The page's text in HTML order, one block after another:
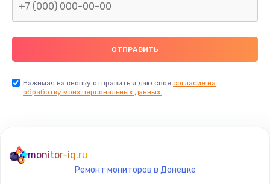
2600 руб.
Замена видеочипа
Ремонт разъема питания
745 руб.
Нажимая на кнопку отправить я даю свое согласие на
обработку моих персональных данных.
monitor-iq.ru
Ремонт мониторов в Донецке